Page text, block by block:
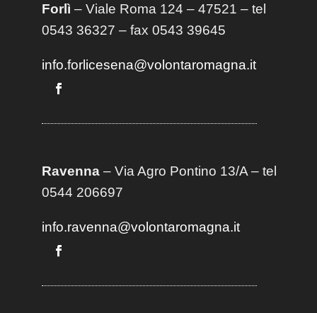
Forlì – Viale Roma 124 – 47521 – tel
0543 36327 – fax 0543 39645
info.forlicesena@volontaromagna.it
Ravenna– Via Agro Pontino 13/A– tel
0544 206697
info.ravenna@volontaromagna.it